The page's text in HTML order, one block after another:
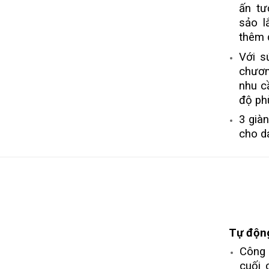
ấn
sảo
thêm
Với
nhu
độ
3
cho
Tự
cuối